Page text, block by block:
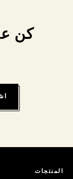
كن
المنتجات